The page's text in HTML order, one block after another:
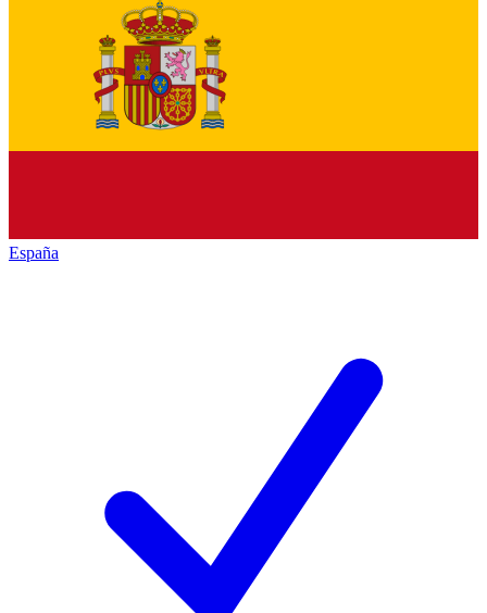
España